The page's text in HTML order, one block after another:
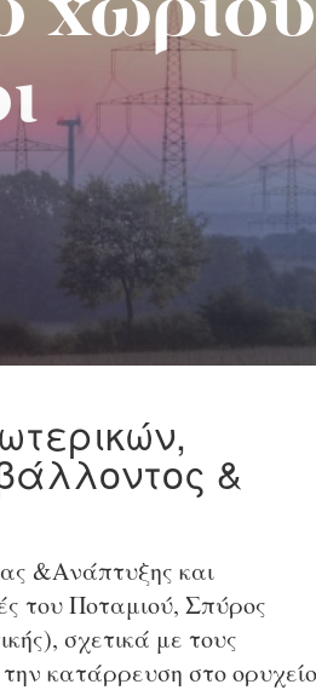
&
&Ανάπτυξης και
του Ποταμιού, Σπύρος
σχετικά με τους
κατάρρευση στο ορυχείο